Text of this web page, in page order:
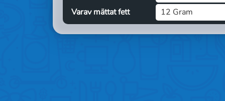
Varav mättat fett
12 Gram